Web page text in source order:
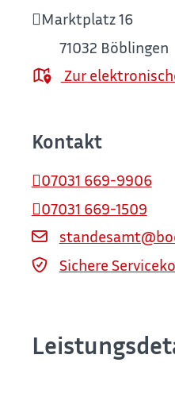
Marktplatz 16
71032 Böblingen
Zur
Kontakt
07031 669-9906
07031 669-1509
Sichere